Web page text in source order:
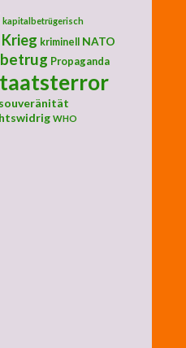
kapitalbetrügerisch
Krieg kriminell
NATO
Propaganda
WHO